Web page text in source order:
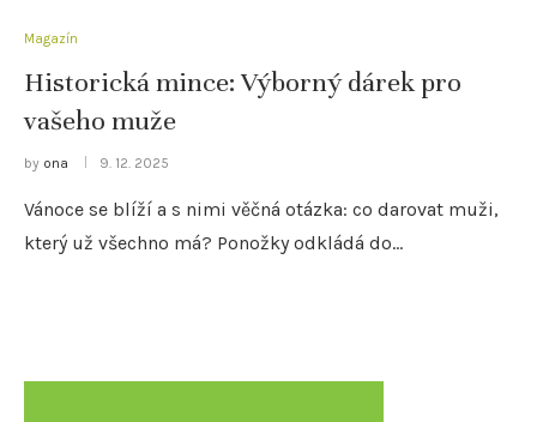
Magazín
Historická mince: Výborný dárek pro
vašeho muže
by ona 9. 12. 2025
Vánoce se blíží a s nimi věčná otázka: co darovat muži,
který už všechno má? Ponožky odkládá do…